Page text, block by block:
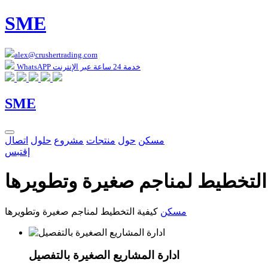
SME
alex@crushertrading.com
WhatsAPP خدمة 24 ساعة عبر الإنترنت
SME
مسكن حول منتجات مشروع حلول اتصال
إقتبس
التخطيط لمناجم صغيرة وتطويرها
مسكن كيفية التخطيط لمناجم صغيرة وتطويرها
ادارة المشاريع الصغيرة بالتفصيل